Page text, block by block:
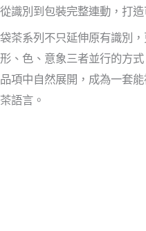
從識別到包裝完整連動，打
袋茶系列不只延伸原有識別
形、色、意象三者並行的方
品項中自然展開，成為一套
茶語言。